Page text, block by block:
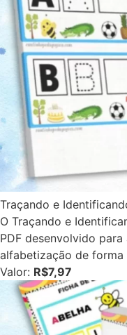
Traçando e
O Traçando e
PDF desenvolvido
alfabetização de
Valor: R$7,97